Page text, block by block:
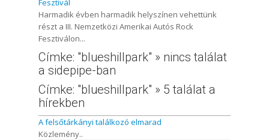
Harmadik évben harmadik helyszínen vehettünk
részt a III. Nemzetközi Amerikai Autós Rock
Fesztiválon...
Címke: "blueshillpark" » nincs találat
a sidepipe-ban
Címke: "blueshillpark" » 5 találat a
hírekben
A felsőtárkányi találkozó elmarad
Közlemény..